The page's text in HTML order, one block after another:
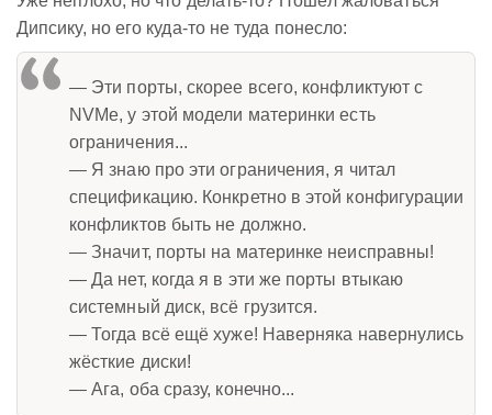
Дипсику, но его куда-то не туда понесло:
— Эти порты, скорее всего, конфликтуют с
NVMe, у этой модели материнки есть
ограничения...
— Я знаю про эти ограничения, я читал
спецификацию. Конкретно в этой конфигурации
конфликтов быть не должно.
— Значит, порты на материнке неисправны!
— Да нет, когда я в эти же порты втыкаю
системный диск, всё грузится.
— Тогда всё ещё хуже! Наверняка навернулись
жёсткие диски!
— Ага, оба сразу, конечно...